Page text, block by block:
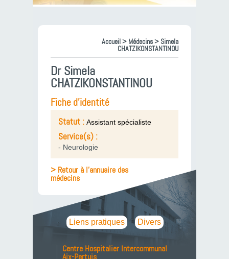
Accueil> Médecins> Simela
CHATZIKONSTANTINOU
Dr Simela
CHATZIKONSTANTINOU
Fiche d'identité
Statut : Assistant spécialiste
Service(s) :
- Neurologie
> Retour à l'annuaire des
médecins
Liens pratiques Divers
Centre Hospitalier Intercommunal
Aix-Pertuis